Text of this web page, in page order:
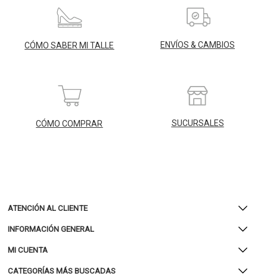
CÓMO SABER MI TALLE ENVÍOS & CAMBIOS
CÓMO COMPRAR SUCURSALES
ATENCIÓN AL CLIENTE
INFORMACIÓN GENERAL
MI CUENTA
CATEGORÍAS MÁS BUSCADAS